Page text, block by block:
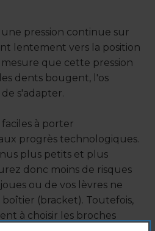
pression continue sur
lentement vers la position
que cette pression
dents bougent, l'os
s'adapter.
à porter
progrès technologiques.
plus petits et plus
donc moins de risques
ou de vos lèvres ne
(bracket). Toutefois,
à choisir les broches